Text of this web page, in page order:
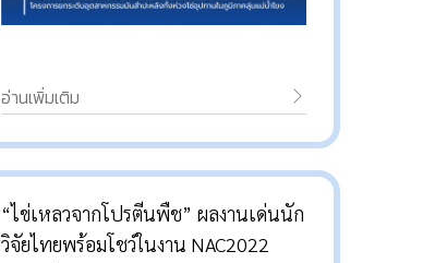
อ่านเพิ่มเติม
“ไข่เหลวจากโปรตีนพืช” ผลงานเด่นนัก
วิจัยไทยพร้อมโชว์ในงาน NAC2022